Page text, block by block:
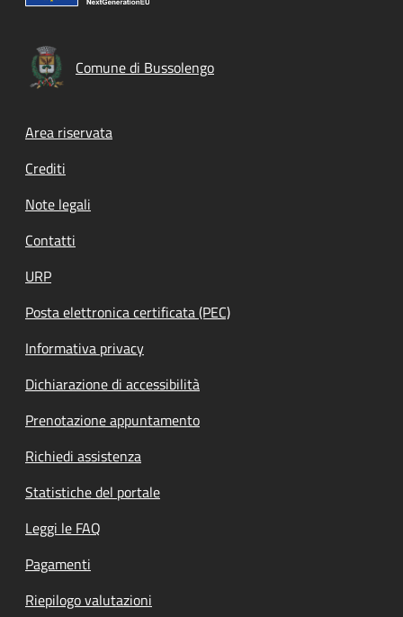
Comune di Bussolengo
Footer menu
Area riservata
Crediti
Note legali
Contatti
URP
Posta elettronica certificata (PEC)
Informativa privacy
Dichiarazione di accessibilità
Prenotazione appuntamento
Richiedi assistenza
Statistiche del portale
Leggi le FAQ
Pagamenti
Riepilogo valutazioni